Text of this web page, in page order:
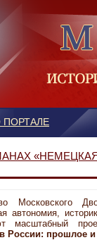
ПОРТАЛЕ
Московского
автономия,
масштабный
России: прошлое и